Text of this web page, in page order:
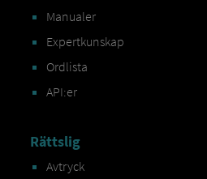
Manualer
Expertkunskap
Ordlista
API:er
Rättslig
Avtryck